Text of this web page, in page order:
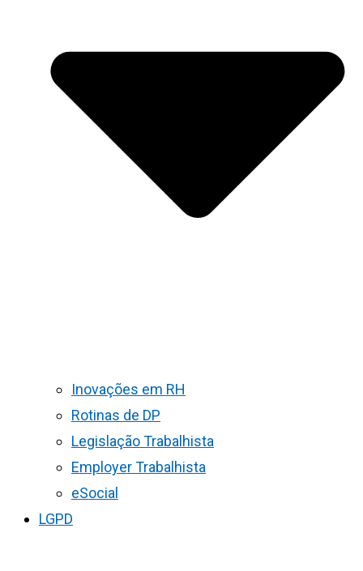
Inovações em RH
Rotinas de DP
Legislação Trabalhista
Employer Trabalhista
eSocial
LGPD